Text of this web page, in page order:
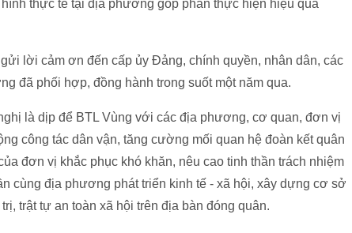
thực tế tại địa phương góp phần thực hiện hiệu quả
lời cảm ơn đến cấp ủy Đảng, chính quyền, nhân dân, các
đã phối hợp, đồng hành trong suốt một năm qua.
là dịp để BTL Vùng với các địa phương, cơ quan, đơn vị
công tác dân vận, tăng cường mối quan hệ đoàn kết quân
đơn vị khắc phục khó khăn, nêu cao tinh thần trách nhiệm
cùng địa phương phát triển kinh tế - xã hội, xây dựng cơ sở
trật tự an toàn xã hội trên địa bàn đóng quân.